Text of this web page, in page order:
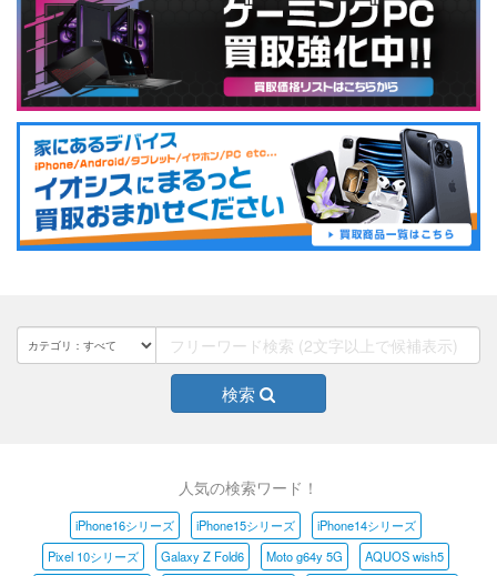
検索
人気の検索ワード！
iPhone16シリーズ iPhone15シリーズ
iPhone14シリーズ
Pixel 10シリーズ
Galaxy Z Fold6 Moto g64y 5G
AQUOS wish5